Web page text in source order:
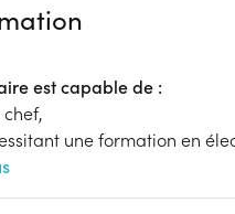
collectif
est capable de :
une formation en